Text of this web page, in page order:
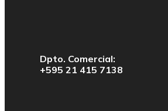
Dpto. Comercial:
+595 21 415 7138